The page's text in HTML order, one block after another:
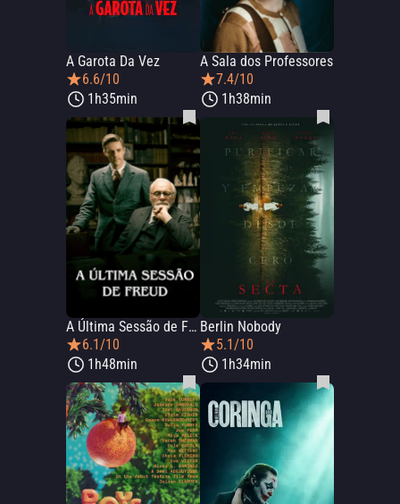
A Garota Da Vez
6.6/10
1h35min
A Sala dos Professores
7.4/10
1h38min
A Última Sessão de Freud
6.1/10
1h48min
Berlin Nobody
5.1/10
1h34min